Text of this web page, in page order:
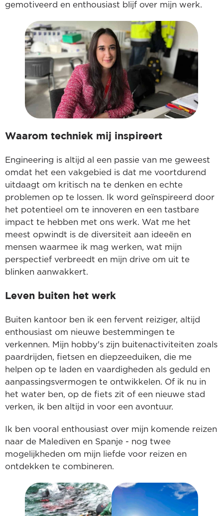
gemotiveerd en enthousiast blijf over mijn werk.
Waarom techniek mij inspireert
Engineering is altijd al een passie van me geweest
omdat het een vakgebied is dat me voortdurend
uitdaagt om kritisch na te denken en echte
problemen op te lossen. Ik word geïnspireerd door
het potentieel om te innoveren en een tastbare
impact te hebben met ons werk. Wat me het
meest opwindt is de diversiteit aan ideeën en
mensen waarmee ik mag werken, wat mijn
perspectief verbreedt en mijn drive om uit te
blinken aanwakkert.
Leven buiten het werk
Buiten kantoor ben ik een fervent reiziger, altijd
enthousiast om nieuwe bestemmingen te
verkennen. Mijn hobby's zijn buitenactiviteiten zoals
paardrijden, fietsen en diepzeeduiken, die me
helpen op te laden en vaardigheden als geduld en
aanpassingsvermogen te ontwikkelen. Of ik nu in
het water ben, op de fiets zit of een nieuwe stad
verken, ik ben altijd in voor een avontuur.
Ik ben vooral enthousiast over mijn komende reizen
naar de Malediven en Spanje - nog twee
mogelijkheden om mijn liefde voor reizen en
ontdekken te combineren.